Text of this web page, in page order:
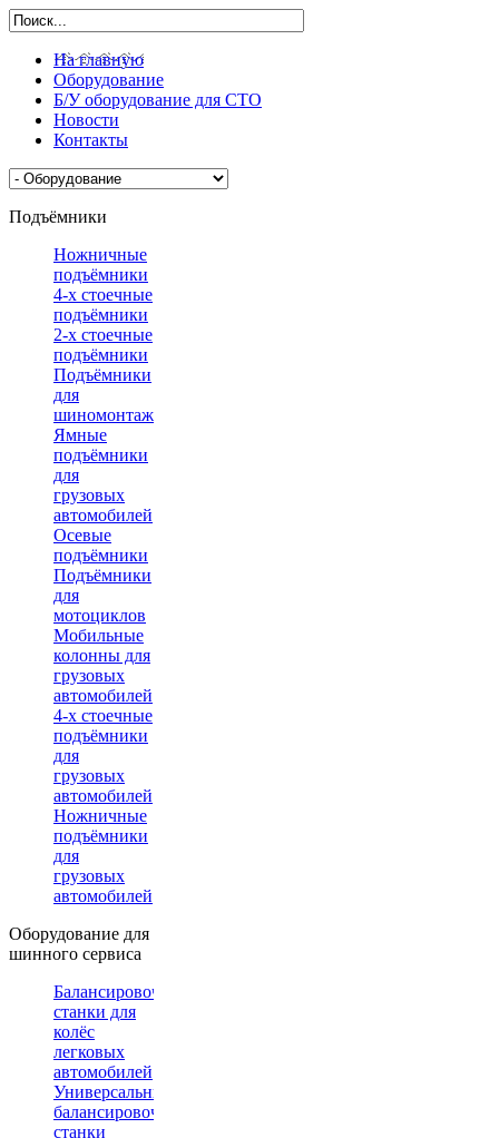
На главную
Оборудование
Б/У оборудование для СТО
Новости
Контакты
Подъёмники
Ножничные
подъёмники
4-х стоечные
подъёмники
2-х стоечные
подъёмники
Подъёмники
для
шиномонтажа
Ямные
подъёмники
для
грузовых
автомобилей
Осевые
подъёмники
Подъёмники
для
мотоциклов
Мобильные
колонны для
грузовых
автомобилей
4-х стоечные
подъёмники
для
грузовых
автомобилей
Ножничные
подъёмники
для
грузовых
автомобилей
Оборудование для
шинного сервиса
Балансировочные
станки для
колёс
легковых
автомобилей
Универсальные
балансировочные
станки